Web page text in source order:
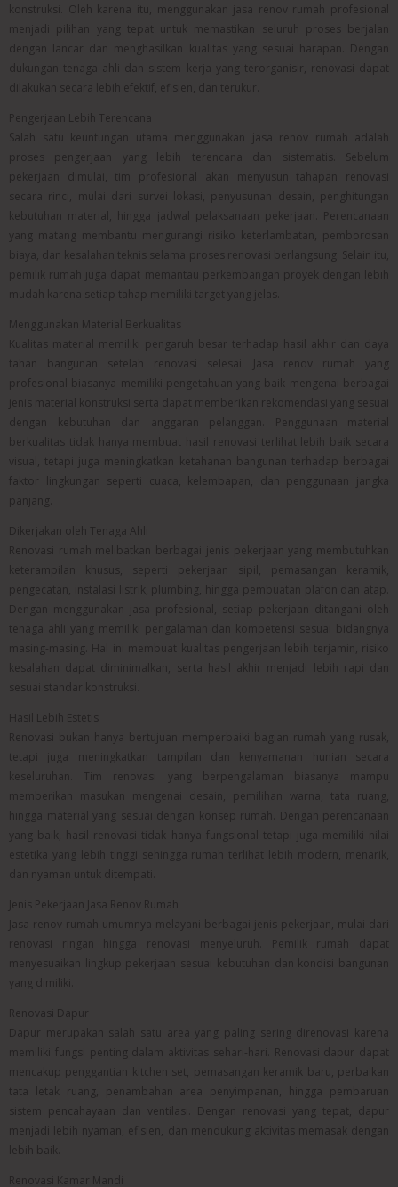
konstruksi. Oleh karena itu, menggunakan jasa renov rumah profesional
menjadi pilihan yang tepat untuk memastikan seluruh proses berjalan
dengan lancar dan menghasilkan kualitas yang sesuai harapan. Dengan
dukungan tenaga ahli dan sistem kerja yang terorganisir, renovasi dapat
dilakukan secara lebih efektif, efisien, dan terukur.
Pengerjaan Lebih Terencana
Salah satu keuntungan utama menggunakan jasa renov rumah adalah
proses pengerjaan yang lebih terencana dan sistematis. Sebelum
pekerjaan dimulai, tim profesional akan menyusun tahapan renovasi
secara rinci, mulai dari survei lokasi, penyusunan desain, penghitungan
kebutuhan material, hingga jadwal pelaksanaan pekerjaan. Perencanaan
yang matang membantu mengurangi risiko keterlambatan, pemborosan
biaya, dan kesalahan teknis selama proses renovasi berlangsung. Selain itu,
pemilik rumah juga dapat memantau perkembangan proyek dengan lebih
mudah karena setiap tahap memiliki target yang jelas.
Menggunakan Material Berkualitas
Kualitas material memiliki pengaruh besar terhadap hasil akhir dan daya
tahan bangunan setelah renovasi selesai. Jasa renov rumah yang
profesional biasanya memiliki pengetahuan yang baik mengenai berbagai
jenis material konstruksi serta dapat memberikan rekomendasi yang sesuai
dengan kebutuhan dan anggaran pelanggan. Penggunaan material
berkualitas tidak hanya membuat hasil renovasi terlihat lebih baik secara
visual, tetapi juga meningkatkan ketahanan bangunan terhadap berbagai
faktor lingkungan seperti cuaca, kelembapan, dan penggunaan jangka
panjang.
Dikerjakan oleh Tenaga Ahli
Renovasi rumah melibatkan berbagai jenis pekerjaan yang membutuhkan
keterampilan khusus, seperti pekerjaan sipil, pemasangan keramik,
pengecatan, instalasi listrik, plumbing, hingga pembuatan plafon dan atap.
Dengan menggunakan jasa profesional, setiap pekerjaan ditangani oleh
tenaga ahli yang memiliki pengalaman dan kompetensi sesuai bidangnya
masing-masing. Hal ini membuat kualitas pengerjaan lebih terjamin, risiko
kesalahan dapat diminimalkan, serta hasil akhir menjadi lebih rapi dan
sesuai standar konstruksi.
Hasil Lebih Estetis
Renovasi bukan hanya bertujuan memperbaiki bagian rumah yang rusak,
tetapi juga meningkatkan tampilan dan kenyamanan hunian secara
keseluruhan. Tim renovasi yang berpengalaman biasanya mampu
memberikan masukan mengenai desain, pemilihan warna, tata ruang,
hingga material yang sesuai dengan konsep rumah. Dengan perencanaan
yang baik, hasil renovasi tidak hanya fungsional tetapi juga memiliki nilai
estetika yang lebih tinggi sehingga rumah terlihat lebih modern, menarik,
dan nyaman untuk ditempati.
Jenis Pekerjaan Jasa Renov Rumah
Jasa renov rumah umumnya melayani berbagai jenis pekerjaan, mulai dari
renovasi ringan hingga renovasi menyeluruh. Pemilik rumah dapat
menyesuaikan lingkup pekerjaan sesuai kebutuhan dan kondisi bangunan
yang dimiliki.
Renovasi Dapur
Dapur merupakan salah satu area yang paling sering direnovasi karena
memiliki fungsi penting dalam aktivitas sehari-hari. Renovasi dapur dapat
mencakup penggantian kitchen set, pemasangan keramik baru, perbaikan
tata letak ruang, penambahan area penyimpanan, hingga pembaruan
sistem pencahayaan dan ventilasi. Dengan renovasi yang tepat, dapur
menjadi lebih nyaman, efisien, dan mendukung aktivitas memasak dengan
lebih baik.
Renovasi Kamar Mandi